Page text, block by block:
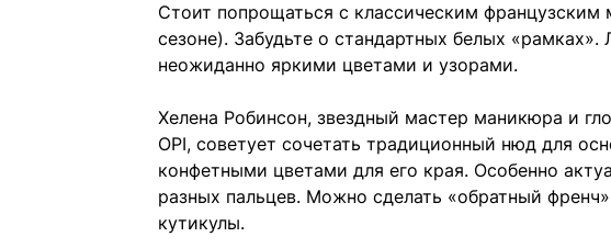
Стоит попрощаться с классическим
сезоне). Забудьте о стандартных белых «рамках».
неожиданно яркими цветами и узорами.
Хелена Робинсон, звездный мастер маникюра и
OPI, советует сочетать традиционный нюд для
конфетными цветами для его края. Особенно
разных пальцев. Можно сделать «обратный
кутикулы.